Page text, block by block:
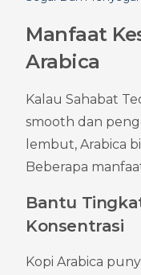
Manfaat
Arabica
Kalau Sahabat
smooth dan
lembut, Arabica
Beberapa
Bantu
Konsentrasi
Kopi Arabica